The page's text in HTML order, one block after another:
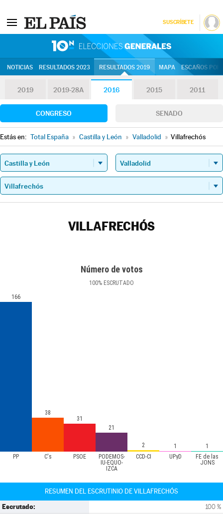
SUSCRÍBETE
NOTICIAS RESULTADOS 2023 RESULTADOS 2019 MAPA ESCAÑOS
2019 2019-28A 2016 2015 2011
CONGRESO SENADO
Estás en: Total España » Castilla y León » Valladolid » Villafrechós
VILLAFRECHÓS
Número de votos
100% ESCRUTADO
PP C's PSOE
PODEMOS-
IU-EQUO-
IZCA
CCD-CI UPyD
FE de las
JONS
166
38
31
21
2 1 1
RESUMEN DEL ESCRUTINIO DE VILLAFRECHÓS
Escrutado: 100 %